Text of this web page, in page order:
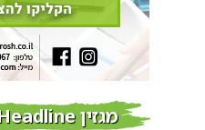
מגזין Headline